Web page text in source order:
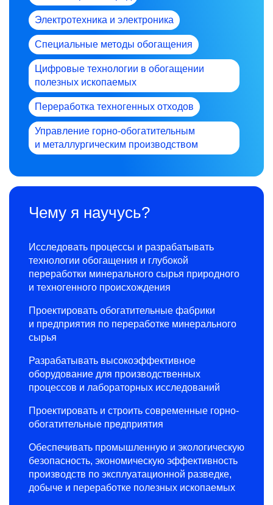
Электротехника и электроника
Специальные методы обогащения
Цифровые технологии в обогащении
полезных ископаемых
Переработка техногенных отходов
Управление горно-обогатительным
и металлургическим производством
Чему я научусь?
Исследовать процессы и разрабатывать
технологии обогащения и глубокой
переработки минерального сырья природного
и техногенного происхождения
Проектировать обогатительные фабрики
и предприятия по переработке минерального
сырья
Разрабатывать высокоэффективное
оборудование для производственных
процессов и лабораторных исследований
Проектировать и строить современные горно-
обогатительные предприятия
Обеспечивать промышленную и экологическую
безопасность, экономическую эффективность
производств по эксплуатационной разведке,
добыче и переработке полезных ископаемых